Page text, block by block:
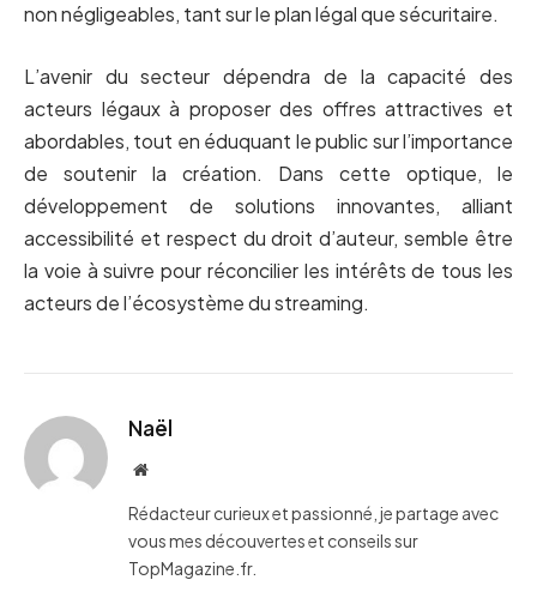
non négligeables, tant sur le plan légal que sécuritaire.
L’avenir du secteur dépendra de la capacité des
acteurs légaux à proposer des offres attractives et
abordables, tout en éduquant le public sur l’importance
de soutenir la création. Dans cette optique, le
développement de solutions innovantes, alliant
accessibilité et respect du droit d’auteur, semble être
la voie à suivre pour réconcilier les intérêts de tous les
acteurs de l’écosystème du streaming.
Naël
Website
Rédacteur curieux et passionné, je partage avec
vous mes découvertes et conseils sur
TopMagazine.fr.